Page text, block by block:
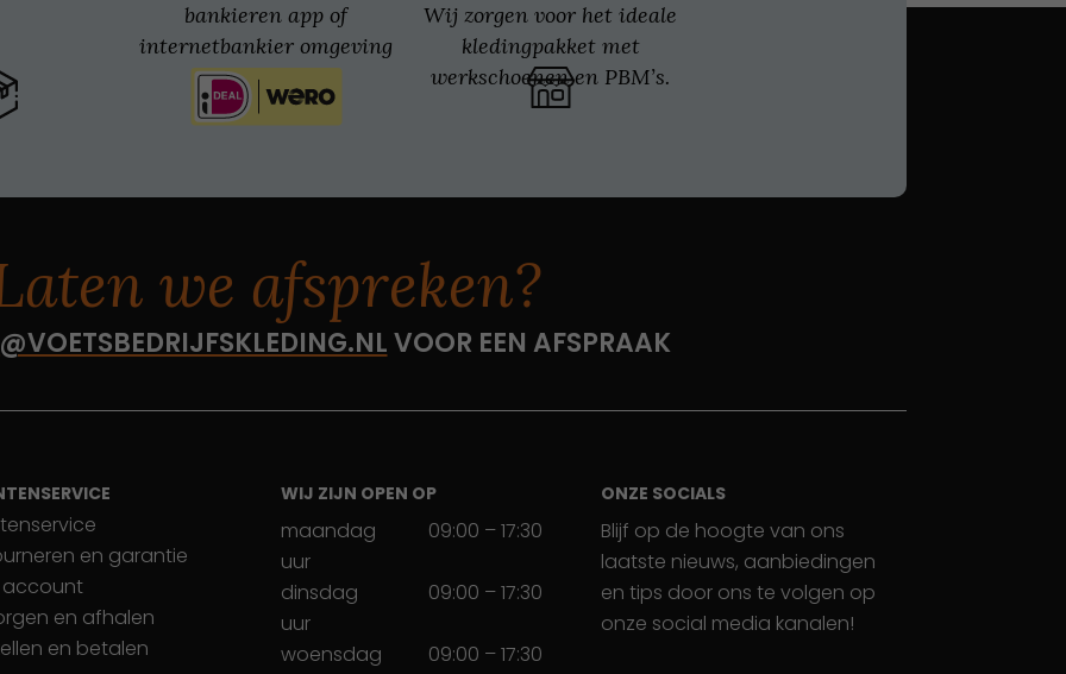
bankieren app of
internetbankier omgeving
van jouw bank.
Wij zorgen voor het ideale
kledingpakket met
werkschoenen en PBM’s.
we afspreken?
VOOR EEN AFSPRAAK
en garantie
account
en afhalen
en betalen
WIJ ZIJN OPEN OP
maandag
09:00 – 17:30
uur
dinsdag
09:00 – 17:30
uur
woensdag
09:00 – 17:30
ONZE SOCIALS
Blijf op de hoogte van ons
laatste nieuws, aanbiedingen
en tips door ons te volgen op
onze social media kanalen!